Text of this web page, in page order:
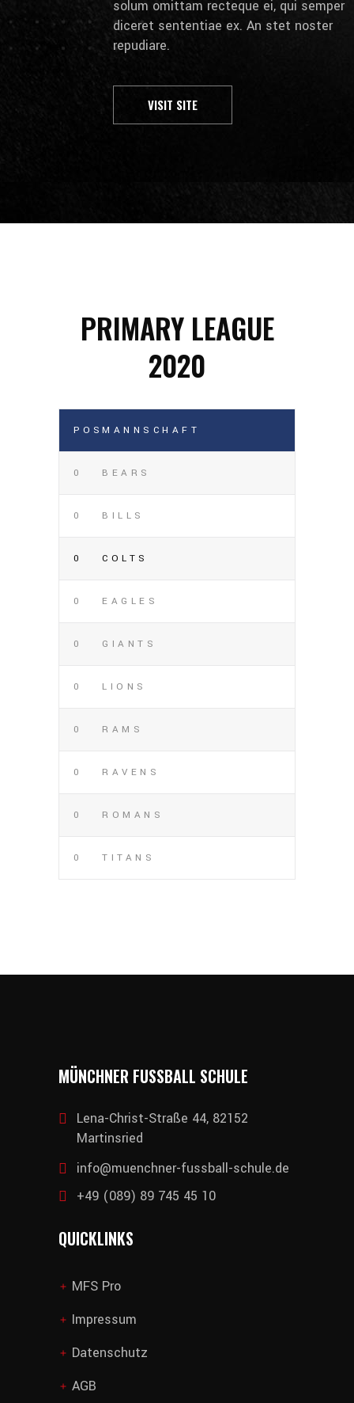
solum omittam recteque ei, qui semper
diceret sententiae ex. An stet noster
repudiare.
VISIT SITE
PRIMARY LEAGUE
2020
POSMANNSCHAFT
0 BEARS
0 BILLS
0 COLTS
0 EAGLES
0 GIANTS
0 LIONS
0 RAMS
0 RAVENS
0 ROMANS
0 TITANS
MÜNCHNER FUSSBALL SCHULE
Lena-Christ-Straße 44, 82152
Martinsried
info@muenchner-fussball-schule.de
+49 (089) 89 745 45 10
QUICKLINKS
add MFS Pro
add Impressum
add Datenschutz
add AGB